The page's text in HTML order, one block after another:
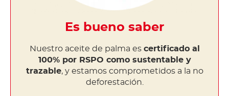
Es bueno saber
Nuestro aceite de palma es certificado al
100% por RSPO como sustentable y
trazable, y estamos comprometidos a la no
deforestación.